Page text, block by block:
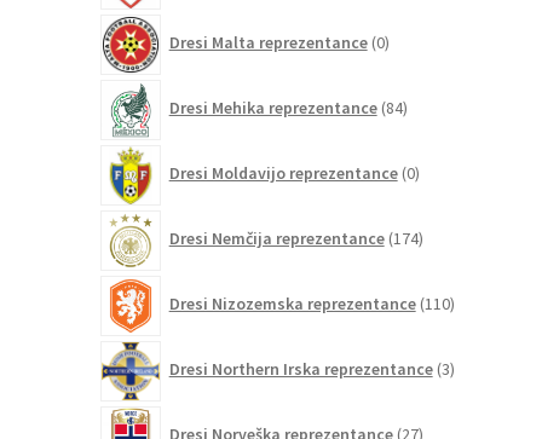
Dresi Malta reprezentance 0izdelkov
Dresi Mehika reprezentance 84izdelkov
Dresi Moldavijo reprezentance 0izdelkov
Dresi Nemčija reprezentance 174izdelkov
Dresi Nizozemska reprezentance 110izdelkov
Dresi Northern Irska reprezentance 3izdelki
Dresi Norveška reprezentance 27